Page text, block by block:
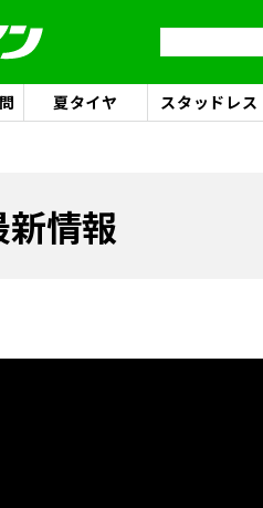
夏タイヤ スタッドレス
新情報